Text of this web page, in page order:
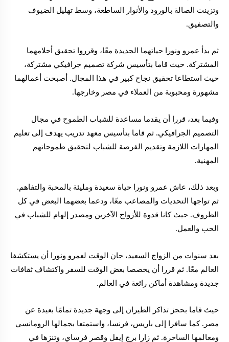
وتزينت الصالة بالورود والأنوار الساطعة، وسط تهليل الضيوف
والتصفيق.
ثم بدأ عمرو ونورا حياتهما الجديدة معًا، وقرروا تحقيق أحلامهما
المشتركة. حيث قاما بتأسيس شركة تصميم جرافيكي مشتركة،
حيث استطاعا تحقيق نجاح كبير في هذا المجال. أصبحت أعمالهما
مشهورة ومحبوبة من العملاء في مصر وخارجها.
وفيما بعد، قررا أن يقدما مساعدة للشباب الطموح في مجال
التصميم الجرافيكي. ثم قاما بتأسيس معهد تدريب يهدف إلى تعليم
المهارات اللازمة وتقديم الفرصة للشباب لتحقيق طموحاتهم
المهنية.
وبعد ذلك، عاش عمرو ونورا حياة سعيدة ومليئة بالمحبة والتفاهم.
ثم تواجها التحديات والمصاعب معًا، ودعما بعضهما البعض في كل
الظروف. حيث كانا قدوة للأزواج الآخرين ومصدر إلهام للشباب في
الحب والعمل.
بعد سنوات من الزواج السعيد، حان الوقت لعمرو ونورا أن يستكشفا
العالم معًا. ثم قررا أن يخصصا بعض الوقت للسفر واكتشاف ثقافات
جديدة ومشاهدة أماكن رائعة في العالم.
حيث قاما بحجز تذاكر الطيران إلى وجهة جديدة تمامًا بعيدة عن
مصر. كما سافرا إلى باريس، فرنسا، واستمتعا بجمالها الرومانسي
ومعالمها الساحرة. ثم زارا برج إيفل وقصر فرساي، وتنزها في